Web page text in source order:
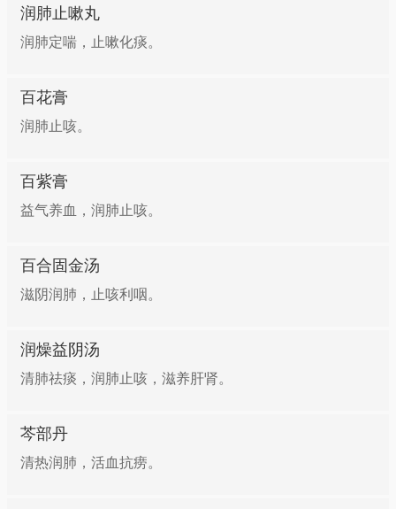
润肺止嗽丸
润肺定喘，止嗽化痰。
百花膏
润肺止咳。
百紫膏
益气养血，润肺止咳。
百合固金汤
滋阴润肺，止咳利咽。
润燥益阴汤
清肺祛痰，润肺止咳，滋养肝肾。
芩部丹
清热润肺，活血抗痨。